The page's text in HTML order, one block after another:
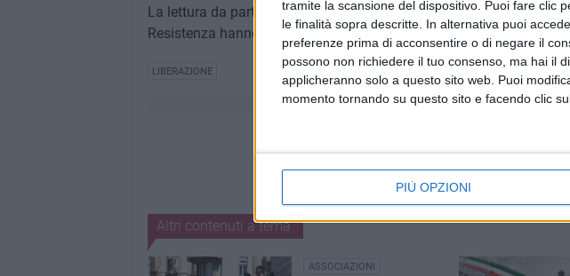
tramite la scansione del dispositivo. Puoi fare clic
le finalità sopra descritte. In alternativa puoi
preferenze prima di acconsentire o di negare il
possono non richiedere il tuo consenso, ma hai il
applicheranno solo a questo sito web. Puoi
momento tornando su questo sito e facendo clic
PIÙ OPZIONI
La lettura da parte di studenti barlettani di alcuni brani descrittivi
Resistenza hanno suggellato ogni momento della giornata.
LIBERAZIONE
Altri contenuti a tema
ASSOCIAZIONI